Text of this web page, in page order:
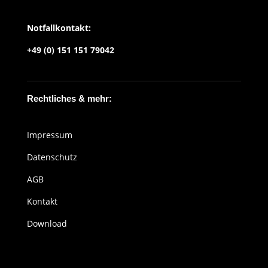
Notfallkontakt:
+49 (0) 151 151 79042
Rechtliches & mehr:
Impressum
Datenschutz
AGB
Kontakt
Download